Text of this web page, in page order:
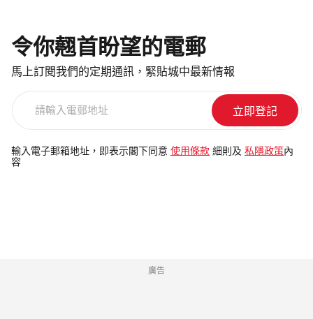
令你翹首盼望的電郵
馬上訂閱我們的定期通訊，緊貼城中最新情報
電
郵
輸入電子郵箱地址，即表示閣下同意 使用條款 細則及 私隱政策 內
容
廣告